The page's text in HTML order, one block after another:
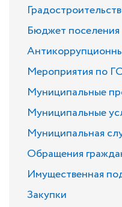
Бюджет поселения
Мероприятия по
Муниципальные
Муниципальные
Муниципальная
Обращения
Имущественная
Закупки